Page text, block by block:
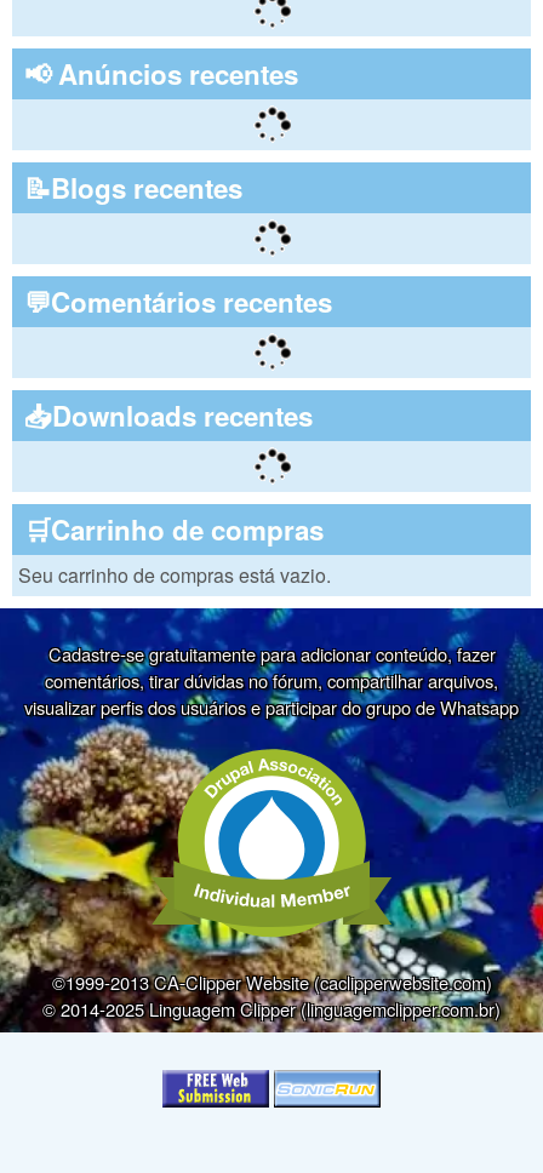
📢 Anúncios recentes
📝Blogs recentes
💬Comentários recentes
📥Downloads recentes
🛒Carrinho de compras
Seu carrinho de compras está vazio.
Cadastre-se gratuitamente para adicionar conteúdo, fazer
comentários, tirar dúvidas no fórum, compartilhar arquivos,
visualizar perfis dos usuários e participar do grupo de Whatsapp
©1999-2013 CA-Clipper Website (caclipperwebsite.com)
© 2014-2025 Linguagem Clipper (linguagemclipper.com.br)